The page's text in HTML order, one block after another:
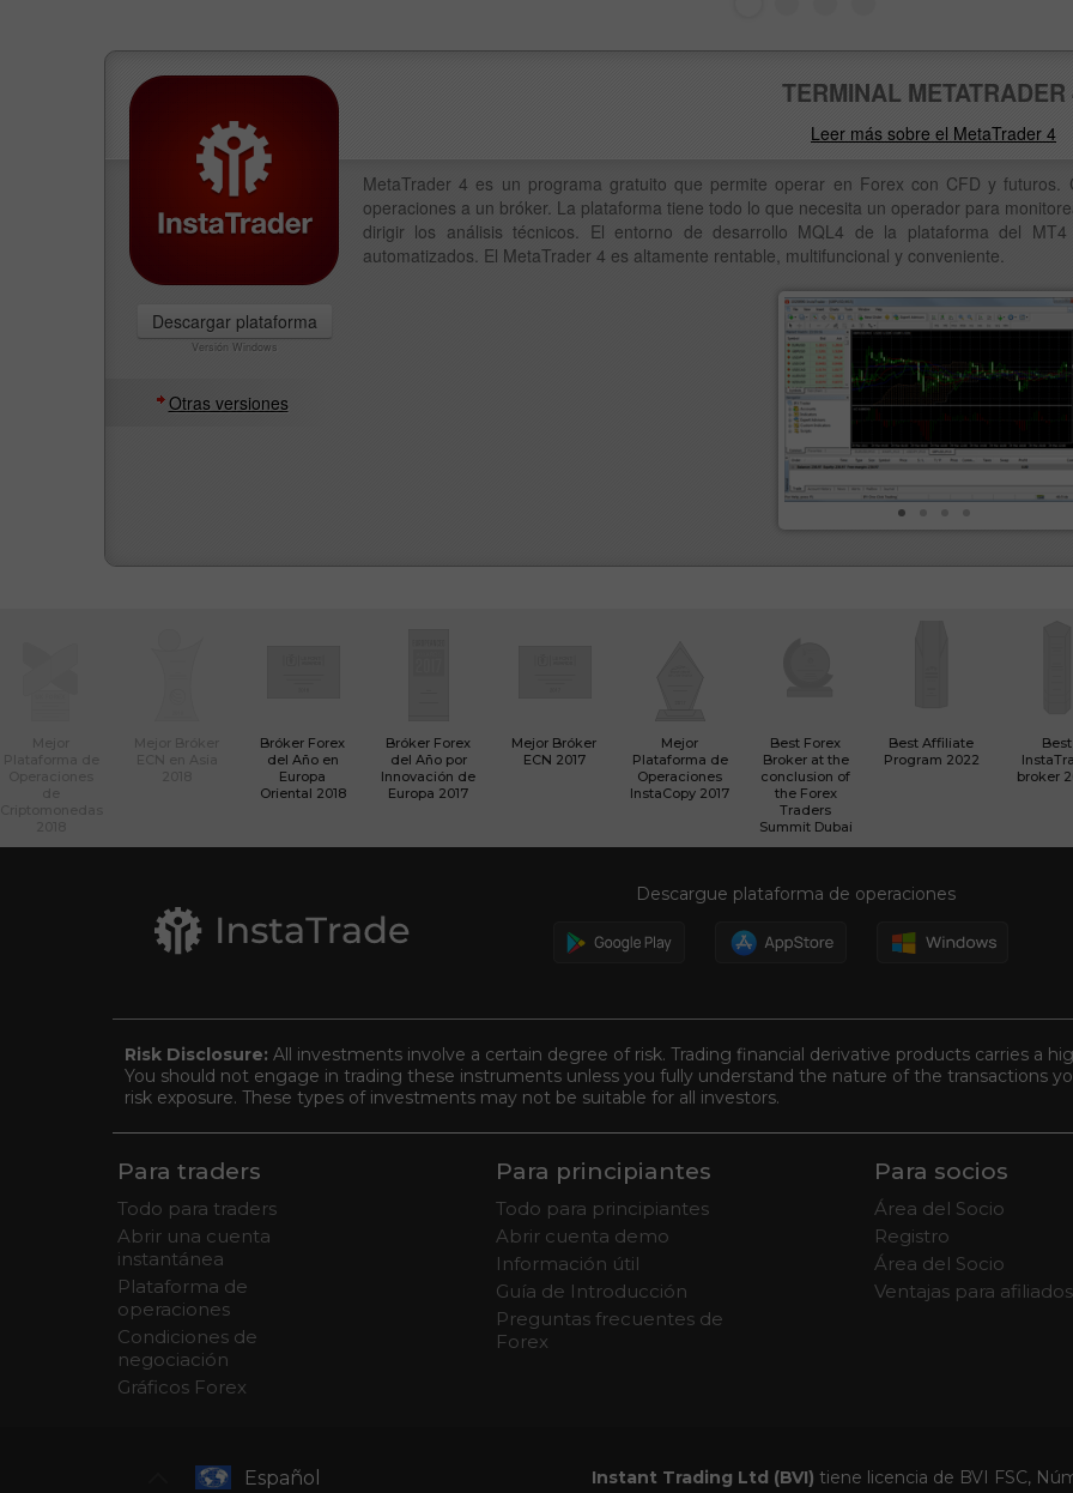
Descargar plataforma
Versión Windows
Otras versiones
TERMINAL METATRADER
Leer más sobre el MetaTrader 4
MetaTrader 4 es un programa gratuito que permite operar en Forex con CFD y
operaciones a un bróker. La plataforma tiene todo lo que necesita un operador para
dirigir los análisis técnicos. El entorno de desarrollo MQL4 de la plataforma del
automatizados. El MetaTrader 4 es altamente rentable, multifuncional y conveniente.
Bróker Forex
del Año en
Europa
Oriental 2018
Bróker Forex
del Año por
Innovación de
Europa 2017
Mejor Bróker
ECN 2017
Mejor
Plataforma de
Operaciones
InstaCopy 2017
Best Forex
Broker at the
conclusion of
the Forex
Traders
Summit Dubai
Best Affiliate
Program 2022
Best
broker
Descargue plataforma de operaciones
Risk Disclosure: All investments involve a certain degree of risk. Trading financial derivative products carries a
You should not engage in trading these instruments unless you fully understand the nature of the transactions
risk exposure. These types of investments may not be suitable for all investors.
Para traders
Todo para traders
Abrir una cuenta
instantánea
Plataforma de
operaciones
Condiciones de
negociación
Gráficos Forex
Para principiantes
Todo para principiantes
Abrir cuenta demo
Información útil
Guía de Introducción
Preguntas frecuentes de
Forex
Para socios
Área del Socio
Registro
Área del Socio
Ventajas para afiliados
Español Instant Trading Ltd (BVI) tiene licencia de BVI FSC,